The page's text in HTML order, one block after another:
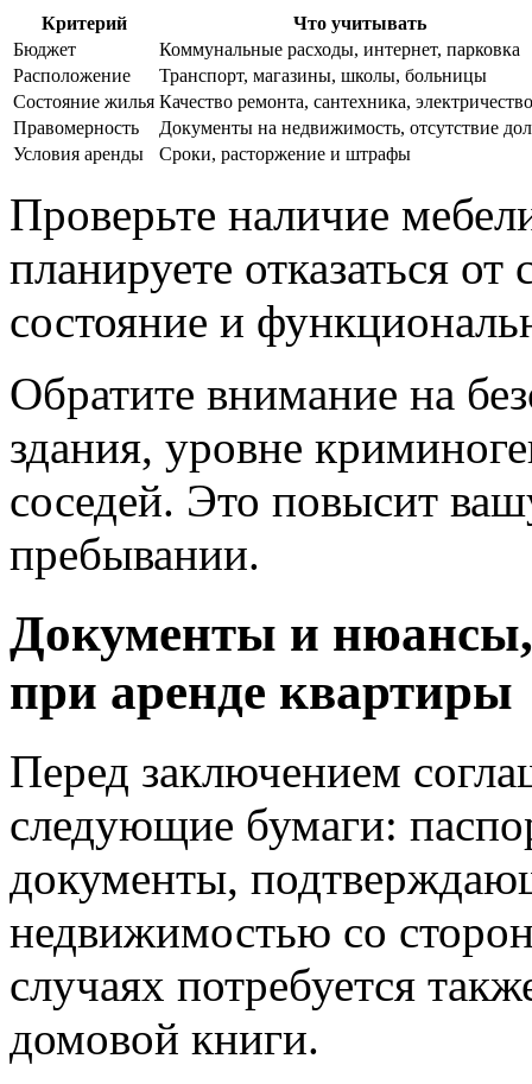
Критерий
Что учитывать
Бюджет
Коммунальные расходы, интернет, парковка
Расположение
Транспорт, магазины, школы, больницы
Состояние жилья Качество ремонта, сантехника, электричество
Правомерность
Документы на недвижимость, отсутствие
Условия аренды
Сроки, расторжение и штрафы
Проверьте наличие
планируете отказаться
состояние и
Обратите внимание на
здания, уровне
соседей. Это повысит
пребывании.
Документы и
при аренде квартиры
Перед заключением
следующие бумаги:
документы,
недвижимостью со
случаях потребуется
домовой книги.